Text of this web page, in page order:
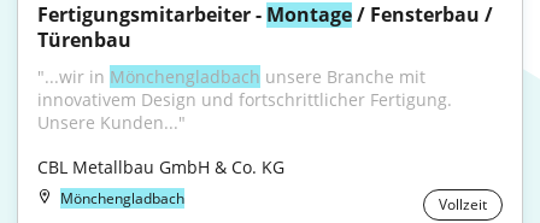
Fertigungsmitarbeiter - Montage / Fensterbau /
Türenbau
"...wir in Mönchengladbach unsere Branche mit
innovativem Design und fortschrittlicher Fertigung.
Unsere Kunden..."
CBL Metallbau GmbH & Co. KG
Mönchengladbach Vollzeit